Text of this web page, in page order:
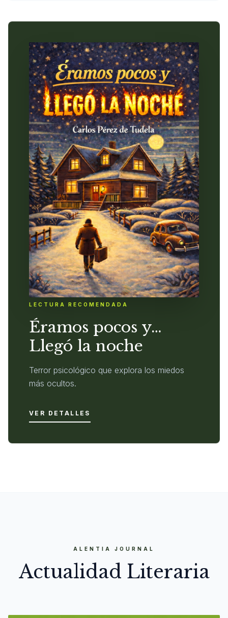
LECTURA RECOMENDADA
Éramos pocos y…
Llegó la noche
Terror psicológico que explora los miedos
más ocultos.
VER DETALLES
ALENTIA JOURNAL
Actualidad Literaria